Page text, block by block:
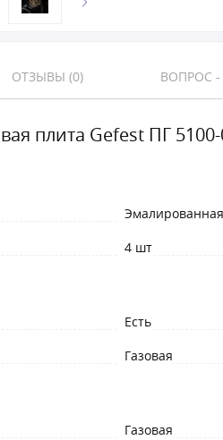
ОТЗЫВЫ (0) ВОПРОС -
плита Gefest ПГ
4 шт
Есть
Газовая
Газовая